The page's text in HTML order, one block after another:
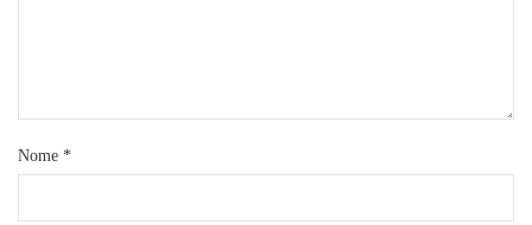
Nome *